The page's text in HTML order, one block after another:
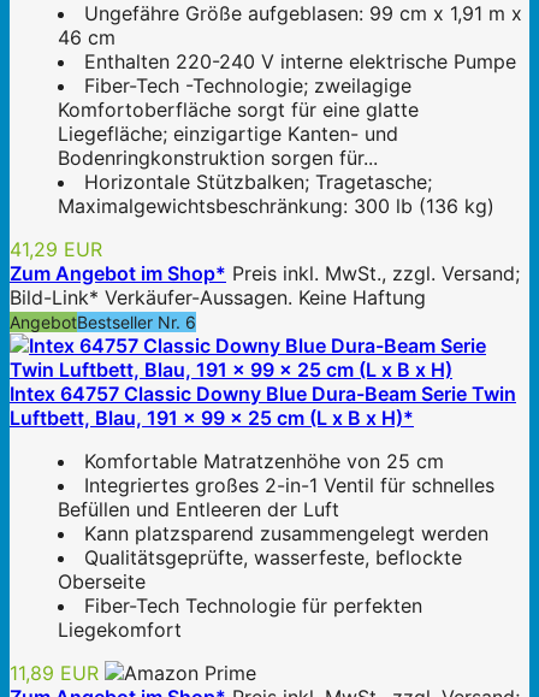
Ungefähre Größe aufgeblasen: 99 cm x 1,91 m x
46 cm
Enthalten 220-240 V interne elektrische Pumpe
Fiber-Tech -Technologie; zweilagige
Komfortoberfläche sorgt für eine glatte
Liegefläche; einzigartige Kanten- und
Bodenringkonstruktion sorgen für...
Horizontale Stützbalken; Tragetasche;
Maximalgewichtsbeschränkung: 300 lb (136 kg)
41,29 EUR
Zum Angebot im Shop* Preis inkl. MwSt., zzgl. Versand;
Bild-Link* Verkäufer-Aussagen. Keine Haftung
AngebotBestseller Nr. 6
Intex 64757 Classic Downy Blue Dura-Beam Serie Twin
Luftbett, Blau, 191 x 99 x 25 cm (L x B x H)*
Komfortable Matratzenhöhe von 25 cm
Integriertes großes 2-in-1 Ventil für schnelles
Befüllen und Entleeren der Luft
Kann platzsparend zusammengelegt werden
Qualitätsgeprüfte, wasserfeste, beflockte
Oberseite
Fiber-Tech Technologie für perfekten
Liegekomfort
11,89 EUR